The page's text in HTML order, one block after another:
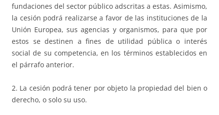
fundaciones del sector público adscritas a estas. Asimismo,
la cesión podrá realizarse a favor de las instituciones de la
Unión Europea, sus agencias y organismos, para que por
estos se destinen a fines de utilidad pública o interés
social de su competencia, en los términos establecidos en
el párrafo anterior.
2. La cesión podrá tener por objeto la propiedad del bien o
derecho, o solo su uso.